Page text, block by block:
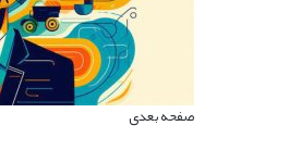
صفحه بعدی